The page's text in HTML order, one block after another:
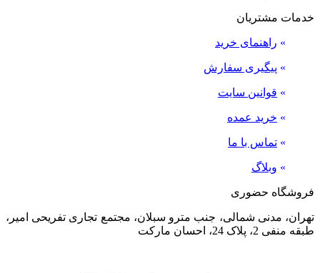
خدمات مشتریان
» راهنمای خرید
» پیگیری سفارش
» قوانین سایت
» خرید عمده
» تماس با ما
» وبلاگ
فروشگاه حضوری
تهران، مدنی شمالی، جنب مترو سبلان، مجتمع تجاری تفریحی امیر،
طبقه منفی 2، پلاک 24، احسان مارکت